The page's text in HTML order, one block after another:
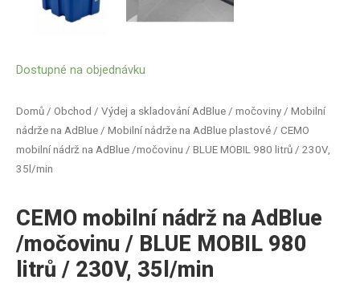
Domů / Obchod / Výdej a skladování AdBlue / močoviny / Mobilní
nádrže na AdBlue / Mobilní nádrže na AdBlue plastové / CEMO
mobilní nádrž na AdBlue /močovinu / BLUE MOBIL 980 litrů / 230V,
35l/min
CEMO mobilní nádrž na AdBlue
/močovinu / BLUE MOBIL 980
litrů / 230V, 35l/min
Dostupné na objednávku